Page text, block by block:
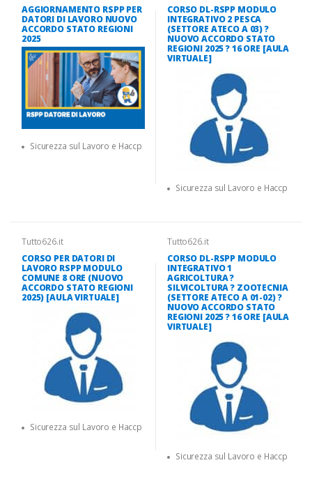
AGGIORNAMENTO RSPP PER
DATORI DI LAVORO NUOVO
ACCORDO STATO REGIONI
2025
Sicurezza sul Lavoro e Haccp
CORSO DL-RSPP MODULO
INTEGRATIVO 2 PESCA
(SETTORE ATECO A 03) ?
NUOVO ACCORDO STATO
REGIONI 2025 ? 16 ORE [AULA
VIRTUALE]
Sicurezza sul Lavoro e Haccp
Tutto626.it
CORSO PER DATORI DI
LAVORO RSPP MODULO
COMUNE 8 ORE (NUOVO
ACCORDO STATO REGIONI
2025) [AULA VIRTUALE]
Sicurezza sul Lavoro e Haccp
Tutto626.it
CORSO DL-RSPP MODULO
INTEGRATIVO 1
AGRICOLTURA ?
SILVICOLTURA ? ZOOTECNIA
(SETTORE ATECO A 01-02) ?
NUOVO ACCORDO STATO
REGIONI 2025 ? 16 ORE [AULA
VIRTUALE]
Sicurezza sul Lavoro e Haccp